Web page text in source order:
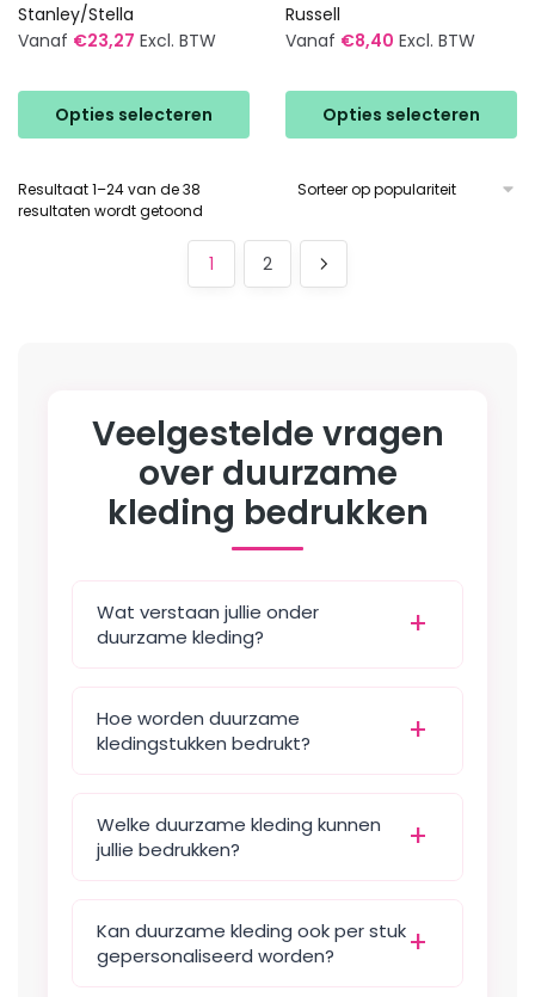
Stanley/Stella
Vanaf €23,27 Excl. BTW
Opties selecteren
product
heeft
variaties.
Deze
productpagina
Russell
Vanaf €8,40 Excl. BTW
Opties selecteren
product
heeft
variaties.
optie
kan
productpagina
Resultaat 1–24 van de 38
resultaten wordt getoond
populariteit
1 2
Veelgestelde vragen
over duurzame
kleding bedrukken
Wat verstaan jullie onder
duurzame kleding?
Hoe worden duurzame
kledingstukken bedrukt?
Welke duurzame kleding kunnen
jullie bedrukken?
Kan duurzame kleding ook per stuk
gepersonaliseerd worden?